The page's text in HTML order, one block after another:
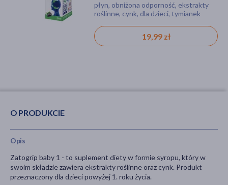
płyn, obniżona odporność, ekstrakty
roślinne, cynk, dla dzieci, tymianek
19,99 zł
wyrób medyczny, syrop, kaszel, kaszel
suchy
19,29 zł
O PRODUKCIE
Opis
Zatogrip baby 1 - to suplement diety w formie syropu, który w
swoim składzie zawiera ekstrakty roślinne oraz cynk. Produkt
przeznaczony dla dzieci powyżej 1. roku życia.